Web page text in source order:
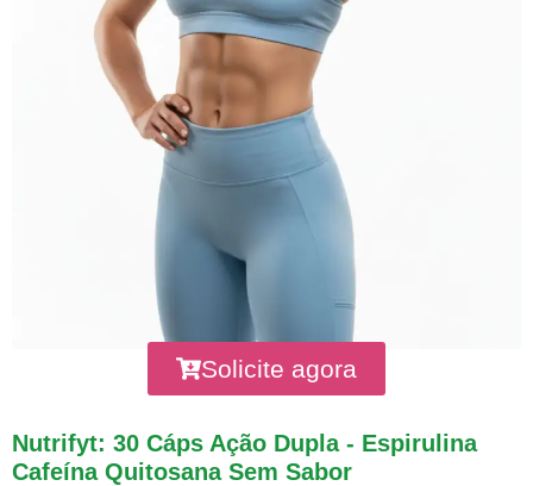
Solicite agora
Nutrifyt: 30 Cáps Ação Dupla - Espirulina
Cafeína Quitosana Sem Sabor